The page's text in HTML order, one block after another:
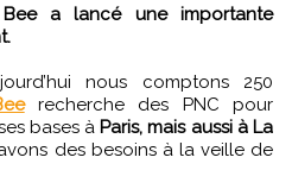
nous comptons 250
recherche des PNC pour
bases à Paris, mais aussi à La
des besoins à la veille de